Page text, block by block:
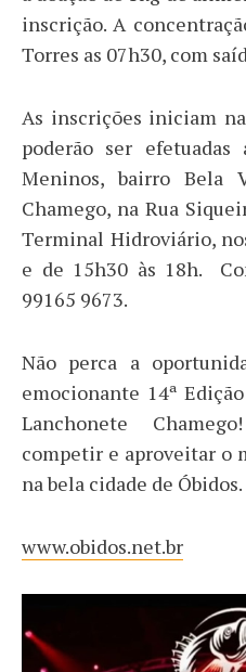
inscrição. A
Torres as 07h30, com
As inscrições iniciam
poderão ser
Meninos, bairro Bela
Chamego, na Rua
Terminal Hidroviário,
e de 15h30 às 18h.
99165 9673.
Não perca a
emocionante 14ª
Lanchonete
competir e aproveitar o
na bela cidade de Óbidos.
www.obidos.net.br